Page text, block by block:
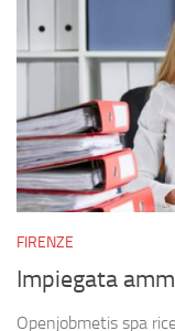
FIRENZE
Impiegata
Openjobmetis spa